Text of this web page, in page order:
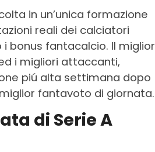
in un’unica formazione
reali dei calciatori
bonus fantacalcio. Il miglior
i migliori attaccanti,
piú alta settimana dopo
fantavoto di giornata.
di Serie A